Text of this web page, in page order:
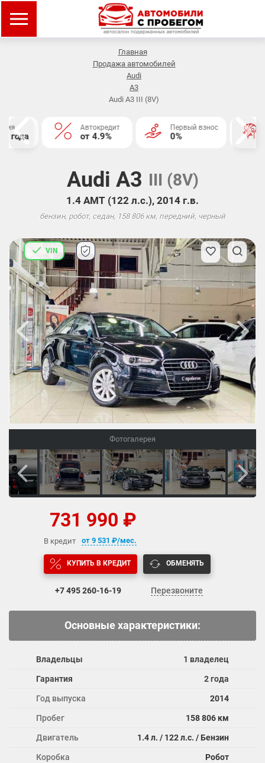
Главная
Продажа автомобилей
Audi
A3
Audi A3 III (8V)
года
Автокредит
от 4.9%
Первый взнос
0%
Audi A3 III (8V)
1.4 AMT (122 л.с.), 2014 г.в.
бензин, робот, седан, 158 806 км, передний, черный
Фотогалерея
VIN
731 990 ₽
В кредит от 9 531 ₽/мес.
КУПИТЬ В КРЕДИТ ОБМЕНЯТЬ
+7 495260-16-19 Перезвоните
Основные характеристики:
Владельцы 1 владелец
Гарантия 2 года
Год выпуска 2014
Пробег 158 806 км
Двигатель 1.4 л. / 122 л.с. / Бензин
Коробка Робот